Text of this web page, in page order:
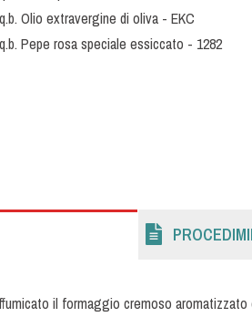
q.b. Olio extravergine di oliva - EKC
q.b. Pepe rosa speciale essiccato - 1282
il formaggio cremoso